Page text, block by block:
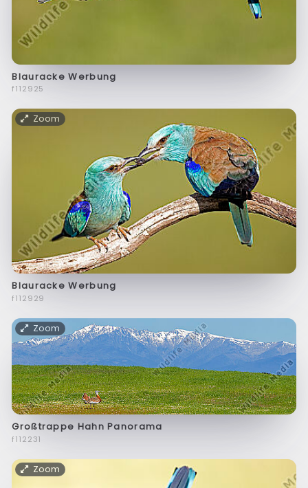
Blauracke Werbung
f112925
Zoom
Blauracke Werbung
f112929
Zoom
Großtrappe Hahn Panorama
f112231
Zoom